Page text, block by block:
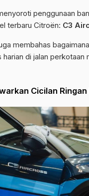
penggunaan
terbaru Citroën: C3
membahas
harian di jalan
Cicilan